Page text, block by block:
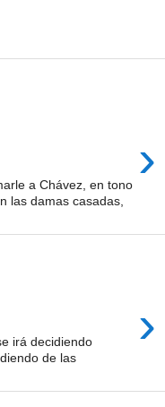
›
a Chávez, en tono
las damas casadas,
›
irá decidiendo
de las